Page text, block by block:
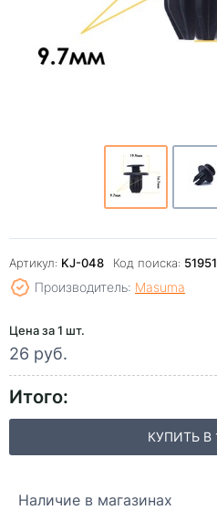
Артикул: KJ-048 Код поиска: 51951
Производитель: Masuma
Цена за 1 шт.
26 руб.
Итого:
КУПИТЬ В
Наличие в магазинах